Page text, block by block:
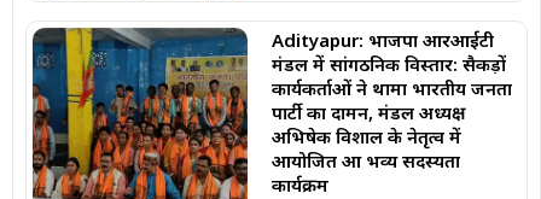
Adityapur: भाजपा आरआईटी
मंडल में सांगठनिक विस्तार: सैकड़ों
कार्यकर्ताओं ने थामा भारतीय जनता
पार्टी का दामन, मंडल अध्यक्ष
अभिषेक विशाल के नेतृत्व में
आयोजित हुआ भव्य सदस्यता
कार्यक्रम